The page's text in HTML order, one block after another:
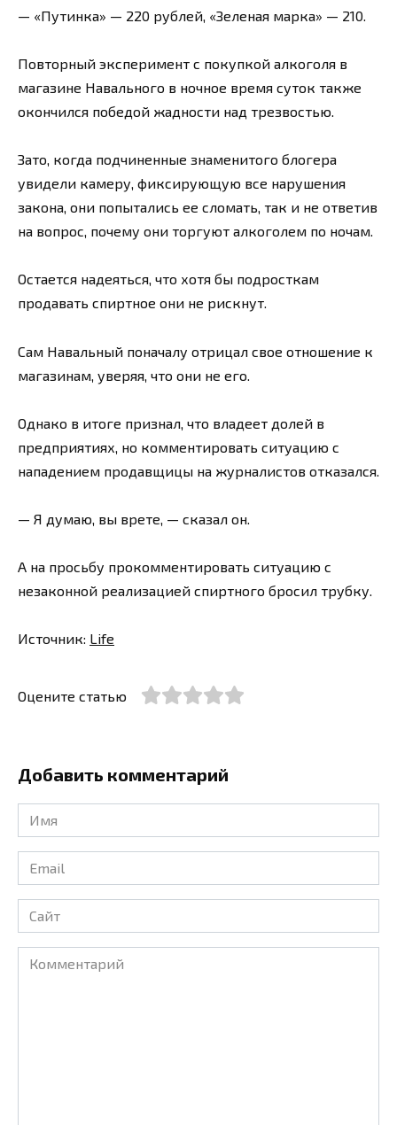
— «Путинка» — 220 рублей, «Зеленая марка» — 210.
Повторный эксперимент с покупкой алкоголя в
магазине Навального в ночное время суток также
окончился победой жадности над трезвостью.
Зато, когда подчиненные знаменитого блогера
увидели камеру, фиксирующую все нарушения
закона, они попытались ее сломать, так и не ответив
на вопрос, почему они торгуют алкоголем по ночам.
Остается надеяться, что хотя бы подросткам
продавать спиртное они не рискнут.
Сам Навальный поначалу отрицал свое отношение к
магазинам, уверяя, что они не его.
Однако в итоге признал, что владеет долей в
предприятиях, но комментировать ситуацию с
нападением продавщицы на журналистов отказался.
— Я думаю, вы врете, — сказал он.
А на просьбу прокомментировать ситуацию с
незаконной реализацией спиртного бросил трубку.
Источник: Life
Оцените статью
Добавить комментарий
Имя
*
Email
*
Сайт
Комментарий